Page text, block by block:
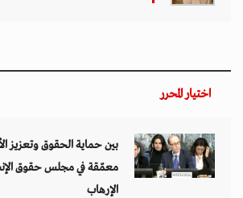
اختيار المحرر
بين حماية الحقوق وتعزيز
معمّقة في مجلس حقوق
الإرهاب